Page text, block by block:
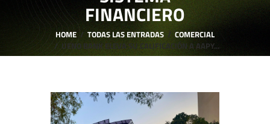
FINANCIERO
HOME TODAS LAS ENTRADAS
COMERCIAL
UENO BANK ELEVA SU CALIFICACIÓN A AAPY...